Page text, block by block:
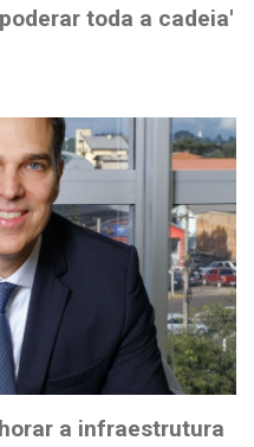
toda a cadeia'
a infraestrutura